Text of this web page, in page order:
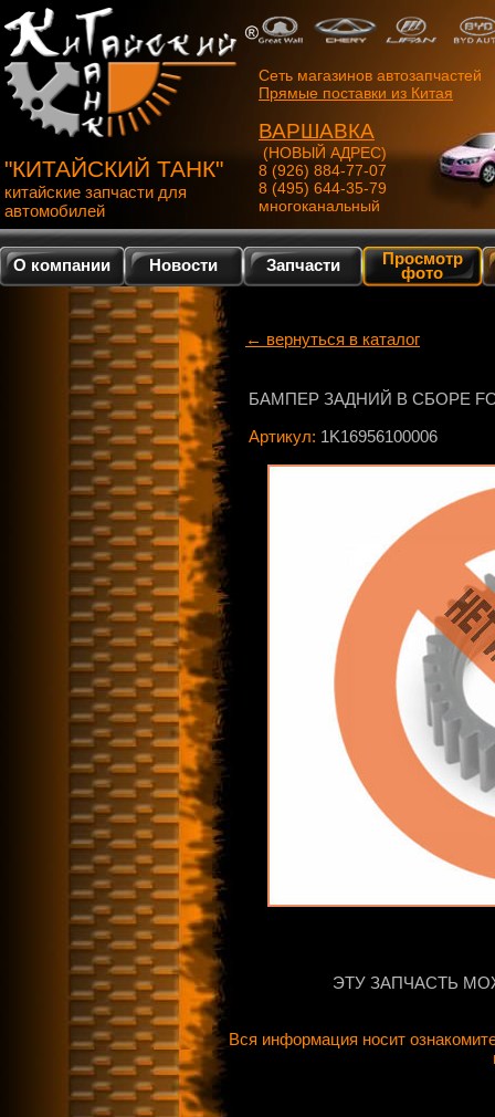
"КИТАЙСКИЙ ТАНК"
китайские запчасти для
автомобилей
Сеть магазинов автозапчастей
Прямые поставки из Китая
ВАРШАВКА
(НОВЫЙ АДРЕС)
8 (926) 884-77-07
8 (495) 644-35-79
многоканальный
О компании Новости Запчасти Просмотр
фото
← вернуться в каталог
БАМПЕР ЗАДНИЙ В СБОРЕ
Артикул: 1K16956100006
ЭТУ ЗАПЧАСТЬ
Вся информация носит